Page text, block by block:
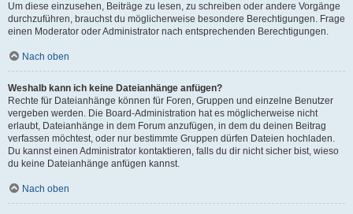
Um diese einzusehen, Beiträge zu lesen, zu schreiben oder andere Vorgänge
durchzuführen, brauchst du möglicherweise besondere Berechtigungen. Frage
einen Moderator oder Administrator nach entsprechenden Berechtigungen.
Nach oben
Weshalb kann ich keine Dateianhänge anfügen?
Rechte für Dateianhänge können für Foren, Gruppen und einzelne Benutzer
vergeben werden. Die Board-Administration hat es möglicherweise nicht
erlaubt, Dateianhänge in dem Forum anzufügen, in dem du deinen Beitrag
verfassen möchtest, oder nur bestimmte Gruppen dürfen Dateien hochladen.
Du kannst einen Administrator kontaktieren, falls du dir nicht sicher bist, wieso
du keine Dateianhänge anfügen kannst.
Nach oben